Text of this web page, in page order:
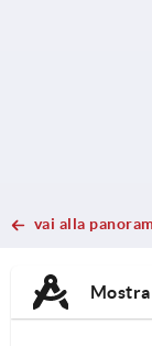
vai alla